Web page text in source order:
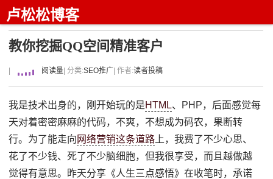
卢松松博客
教你挖掘QQ空间精准客户
阅读量 | 分类:SEO推广 | 作者:读者投稿
我是技术出身的，刚开始玩的是HTML、PHP，后面感觉每
天对着密密麻麻的代码，不爽，不想成为码农，果断转
行。为了能走向 网络营销这条道路 上，我费了不少心思、
花了不少钱、死了不少脑细胞，但我很享受，而且越做越
觉得有意思。昨天分享《人生三点感悟》在收笔时，承诺